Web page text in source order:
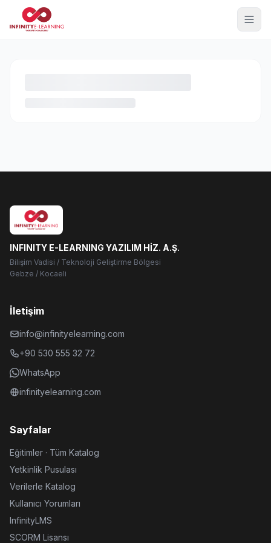
INFINITY E-LEARNING YAZILIM HİZ. A.Ş.
Bilişim Vadisi / Teknoloji Geliştirme Bölgesi
Gebze / Kocaeli
İletişim
info@infinityelearning.com
+90 530 555 32 72
WhatsApp
infinityelearning.com
Sayfalar
Eğitimler · Tüm Katalog
Yetkinlik Pusulası
Verilerle Katalog
Kullanıcı Yorumları
InfinityLMS
SCORM Lisansı